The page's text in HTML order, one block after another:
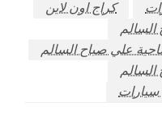
كراج اون لاين
علي صباح السالم
سيارات